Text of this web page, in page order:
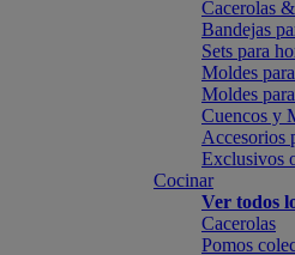
Cacerolas
Bandejas
Sets para
Moldes
Moldes
Cuencos y
Accesorios
Exclusivos
Cocinar
Ver todos
Cacerolas
Pomos